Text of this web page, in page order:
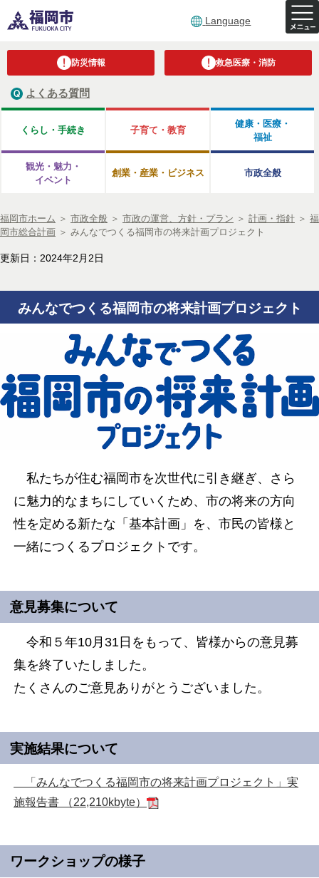
Language
防災情報 救急医療・消防
よくある質問
くらし・手続き 子育て・教育
健康・医療・
福祉
観光・魅力・
イベント
創業・産業・ビジネス 市政全般
福岡市ホーム ＞ 市政全般 ＞ 市政の運営、方針・プラン ＞ 計画・指針 ＞ 福
岡市総合計画 ＞ みんなでつくる福岡市の将来計画プロジェクト
更新日：2024年2月2日
みんなでつくる福岡市の将来計画プロジェクト
私たちが住む福岡市を次世代に引き継ぎ、さら
に魅力的なまちにしていくため、市の将来の方向
性を定める新たな「基本計画」を、市民の皆様と
一緒につくるプロジェクトです。
意見募集について
令和５年10月31日をもって、皆様からの意見募
集を終了いたしました。
たくさんのご意見ありがとうございました。
実施結果について
「みんなでつくる福岡市の将来計画プロジェクト」実
施報告書 （22,210kbyte）
ワークショップの様子